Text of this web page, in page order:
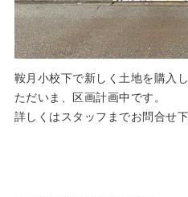
鞍月小校下で新しく土地を購入し
ただいま、区画計画中です。
詳しくはスタッフまでお問合せ下